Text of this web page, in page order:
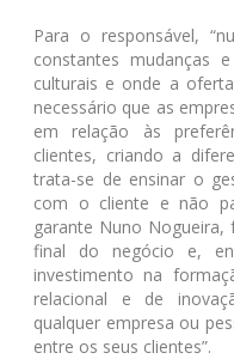
Para o responsável,
constantes mudanças
culturais e onde a
necessário que as
em relação às
clientes, criando a
trata-se de ensinar o
com o cliente e não
garante Nuno
final do negócio e,
investimento na
relacional e de
qualquer empresa ou
entre os seus clientes”.